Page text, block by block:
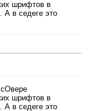
шрифтов в
А в седеге это
шрифтов в
А в седеге это